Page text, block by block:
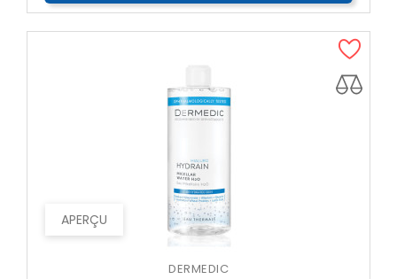
APERÇU
DERMEDIC